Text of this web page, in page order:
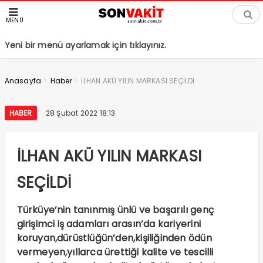
MENÜ
Yeni bir menü ayarlamak için tıklayınız.
Anasayfa > Haber > İLHAN AKÜ YILIN MARKASI SEÇİLDİ
HABER 28 Şubat 2022 18:13
İLHAN AKÜ YILIN MARKASI
SEÇİLDİ
Türküye’nin tanınmış ünlü ve başarılı genç
girişimci iş adamları arasın’da kariyerini
koruyan,dürüstlüğün’den,kişiliğinden ödün
vermeyen,yıllarca ürettiği kalite ve tescilli